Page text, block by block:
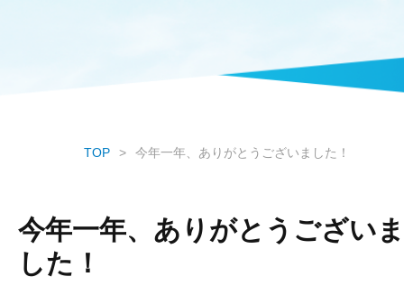
TOP 今年一年、ありがとうございました！
今年一年、ありがとうございま
した！